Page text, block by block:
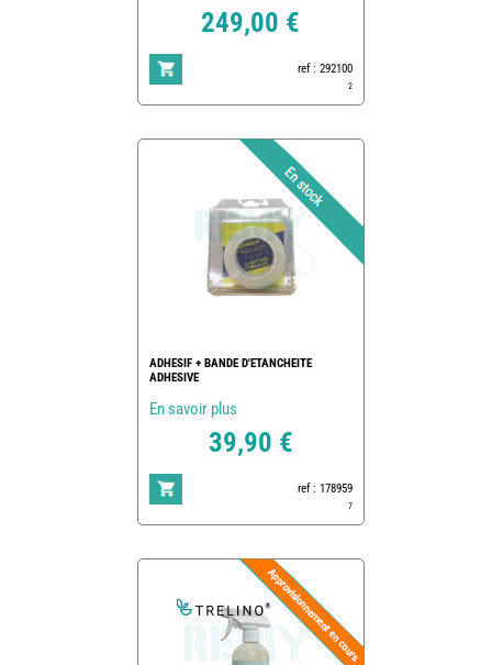
249,00 €
ref : 292100
2
ADHESIF + BANDE D'ETANCHEITE
ADHESIVE
En savoir plus
39,90 €
ref : 178959
7